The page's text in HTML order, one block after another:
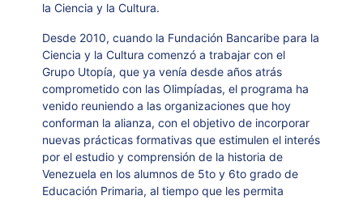
la Ciencia y la Cultura.
Desde 2010, cuando la Fundación Bancaribe para la
Ciencia y la Cultura comenzó a trabajar con el
Grupo Utopía, que ya venía desde años atrás
comprometido con las Olimpíadas, el programa ha
venido reuniendo a las organizaciones que hoy
conforman la alianza, con el objetivo de incorporar
nuevas prácticas formativas que estimulen el interés
por el estudio y comprensión de la historia de
Venezuela en los alumnos de 5to y 6to grado de
Educación Primaria, al tiempo que les permita